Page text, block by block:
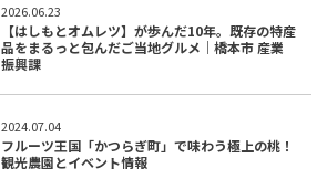
2026.06.23
【はしもとオムレツ】が歩んだ10年。既存の特産
品をまるっと包んだご当地グルメ｜橋本市 産業
振興課
2024.07.04
フルーツ王国「かつらぎ町」で味わう極上の桃！
観光農園とイベント情報